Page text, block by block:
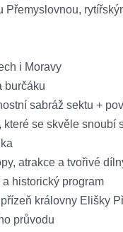
Přemyslovnou,
i Moravy
burčáku
sabráž sektu +
které se skvěle snoubí
atrakce a tvořivé
historický program
královny Elišky
průvodu